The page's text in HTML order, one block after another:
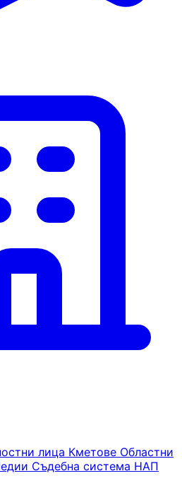
лица Кметове Областни
Съдебна система НАП